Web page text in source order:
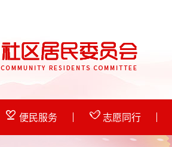
便民服务 志愿同行